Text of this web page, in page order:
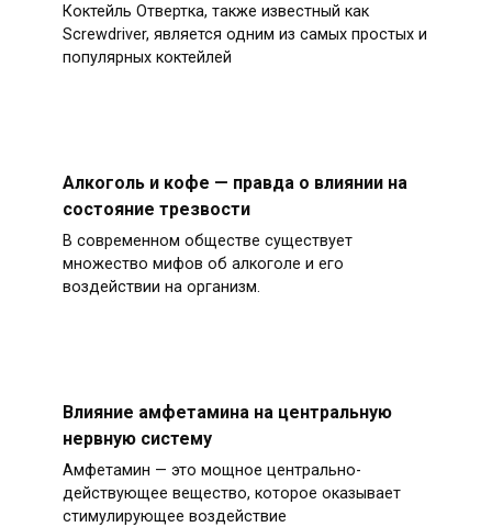
Коктейль Отвертка, также известный как
Screwdriver, является одним из самых простых и
популярных коктейлей
Алкоголь и кофе — правда о влиянии на
состояние трезвости
В современном обществе существует
множество мифов об алкоголе и его
воздействии на организм.
Влияние амфетамина на центральную
нервную систему
Амфетамин — это мощное центрально-
действующее вещество, которое оказывает
стимулирующее воздействие